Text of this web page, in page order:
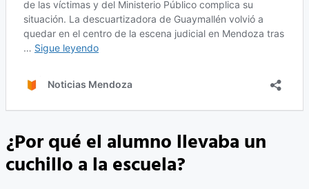
¿Por qué el alumno llevaba un
cuchillo a la escuela?